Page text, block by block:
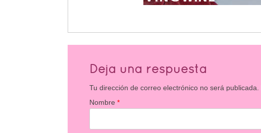
Deja una respuesta
Tu dirección de correo electrónico no será publicada.
Nombre*